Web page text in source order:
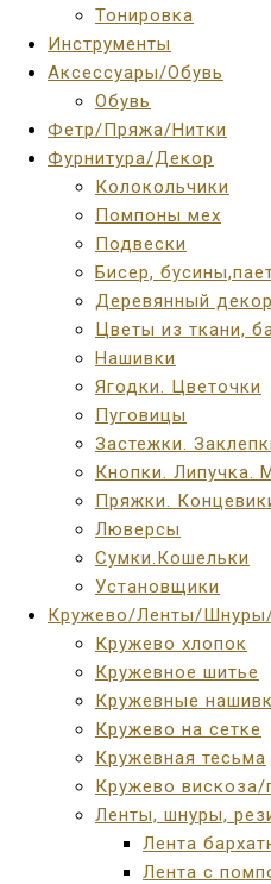
Тонировка
Инструменты
Аксессуары/Обувь
Обувь
Фетр/Пряжа/Нитки
Фурнитура/Декор
Колокольчики
Помпоны мех
Подвески
Бисер,
Деревянный декор
Цветы из ткани,
Нашивки
Ягодки. Цветочки
Пуговицы
Застежки.
Кнопки. Липучка.
Пряжки.
Люверсы
Сумки.Кошельки
Установщики
Кружево/Ленты/
Кружево хлопок
Кружевное шитье
Кружевные
Кружево на сетке
Кружевная тесьма
Кружево вискоза/
Ленты, шнуры,
Лента
Лента с